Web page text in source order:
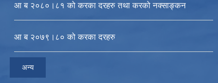
आ ब २०८०।८१ को करका दरहरु तथा करको नक्साङ्कन
आ ब २०७९।८० को करका दरहरु
अन्य